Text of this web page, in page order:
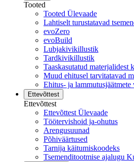
Tooted
Tooted Ülevaade
Lahtiselt turustatavad
evoZero
evoBuild
Lubjakivikillustik
Tardkivikillustik
Taaskasutatud materjalidest
Muud ehitusel tarvitatavad
Ehitus- ja lammutusjäätmete
Ettevõttest
Ettevõttest
Ettevõttest Ülevaade
Töötervishoid ja-ohutus
Arengusuunad
Põhiväärtused
Tarnija käitumiskoodeks
Tsemenditootmise ajalugu